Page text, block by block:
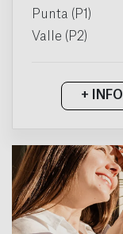
Punta (P1)
Valle (P2)
+ INFO